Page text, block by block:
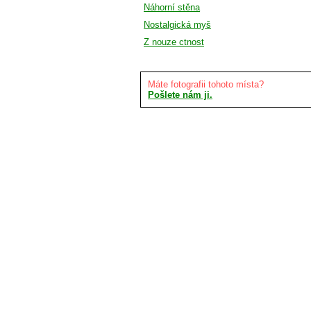
Náhorní stěna
Nostalgická myš
Z nouze ctnost
Máte fotografii tohoto místa?
Pošlete nám ji.